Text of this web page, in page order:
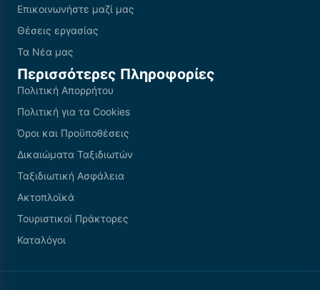
Επικοινωνήστε μαζί μας
Θέσεις εργασίας
Τα Νέα μας
Περισσότερες Πληροφορίες
Πολιτική Απορρήτου
Πολιτική για τα Cookies
Όροι και Προϋποθέσεις
Δικαιώματα Ταξιδιωτών
Ταξιδιωτική Ασφάλεια
Ακτοπλοϊκά
Τουριστικοί Πράκτορες
Καταλόγοι